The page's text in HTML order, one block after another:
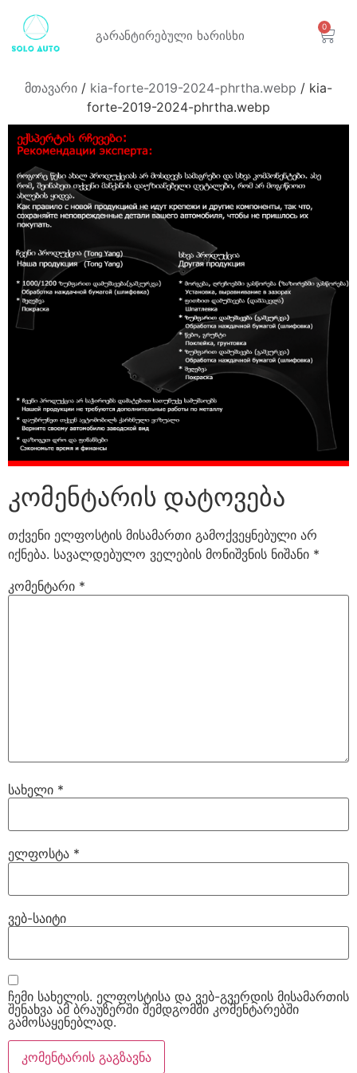
გარანტირებული ხარისხი
0
მთავარი / kia-forte-2019-2024-phrtha.webp / kia-
forte-2019-2024-phrtha.webp
კომენტარის დატოვება
თქვენი ელფოსტის მისამართი გამოქვეყნებული არ
იქნება. სავალდებულო ველების მონიშვნის ნიშანი *
კომენტარი *
სახელი *
ელფოსტა *
ვებ-საიტი
ჩემი სახელის. ელფოსტისა და ვებ-გვერდის მისამართის
შენახვა ამ ბრაუზერში შემდგომში კომენტარებში
გამოსაყენებლად.